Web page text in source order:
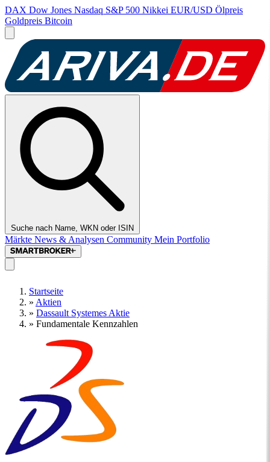
DAX Dow Jones Nasdaq S&P 500 Nikkei EUR/USD Ölpreis
Goldpreis Bitcoin
Suche nach Name, WKN oder ISIN
Märkte News & Analysen Community Mein Portfolio
Startseite
» Aktien
» Dassault Systemes Aktie
» Fundamentale Kennzahlen